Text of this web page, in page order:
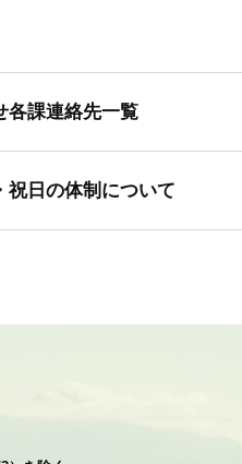
各課連絡先一覧
祝日の体制について